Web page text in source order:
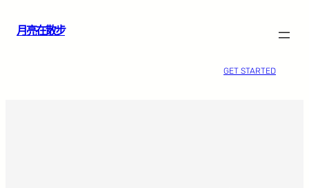
月亮在散步
GET STARTED